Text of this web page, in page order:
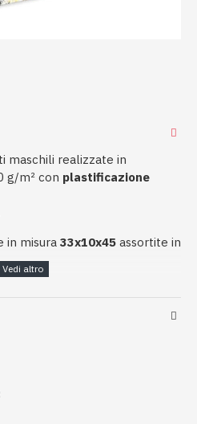
maschili realizzate in
g/m² con plastificazione
in misura 33x10x45 assortite in